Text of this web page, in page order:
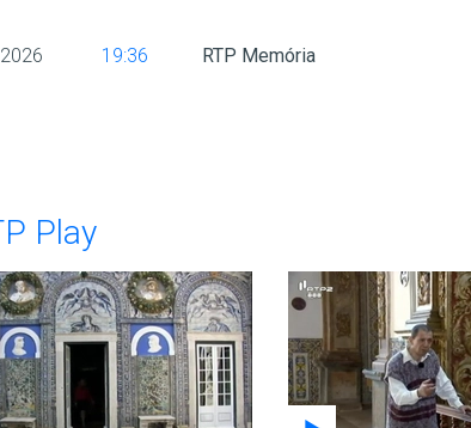
19:36 RTP Memória
Play